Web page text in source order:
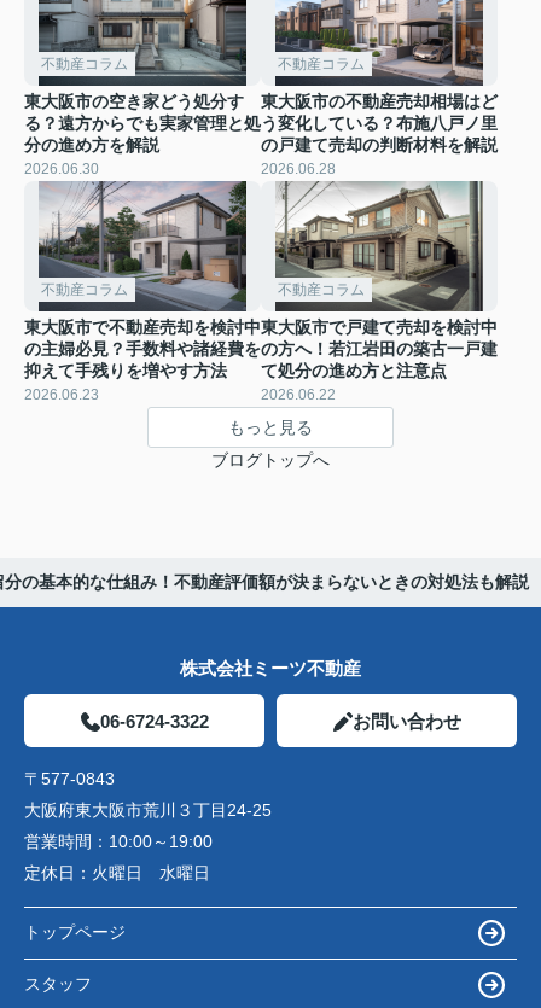
不動産コラム
東大阪市の空き家どう処分す
る？遠方からでも実家管理と処
分の進め方を解説
2026.06.30
不動産コラム
東大阪市の不動産売却相場はど
う変化している？布施八戸ノ里
の戸建て売却の判断材料を解説
2026.06.28
不動産コラム
東大阪市で不動産売却を検討中
の主婦必見？手数料や諸経費を
抑えて手残りを増やす方法
2026.06.23
不動産コラム
東大阪市で戸建て売却を検討中
の方へ！若江岩田の築古一戸建
て処分の進め方と注意点
2026.06.22
もっと見る
ブログトップへ
分の基本的な仕組み！不動産評価額が決まらないときの対処法も解説
株式会社ミーツ不動産
06-6724-3322 お問い合わせ
〒577-0843
大阪府東大阪市荒川３丁目24-25
営業時間： 10:00～19:00
定休日： 火曜日 水曜日
トップページ
スタッフ